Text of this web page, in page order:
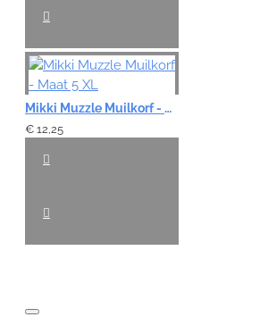
Mikki Muzzle Muilkorf - Maat 5 XL
€ 12,25